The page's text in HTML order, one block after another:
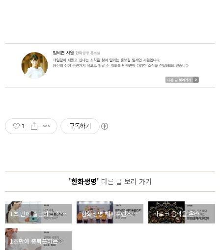
1 구독하기
'한화생명' 다른 글 보러 가기
1초 만에 출근하는 직업이 있다? 한화생명 해피프렌즈의 참신한 아이디어를 통한 변화 바로크 음악을 온라인 생중계로 집안에서 즐기자, 당신의 감성을 위로해줄 한화클래식 2020
1초만에 출퇴근하는 직장인? 언택트 시대의 디지털 보험설계사, 한화생명 LIFE MD